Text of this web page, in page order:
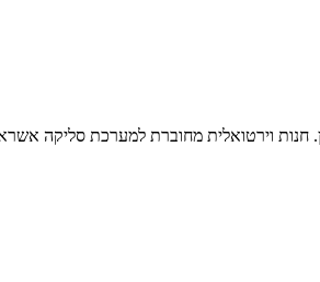
וירטואלית מחוברת למערכת סליקה אשראי,